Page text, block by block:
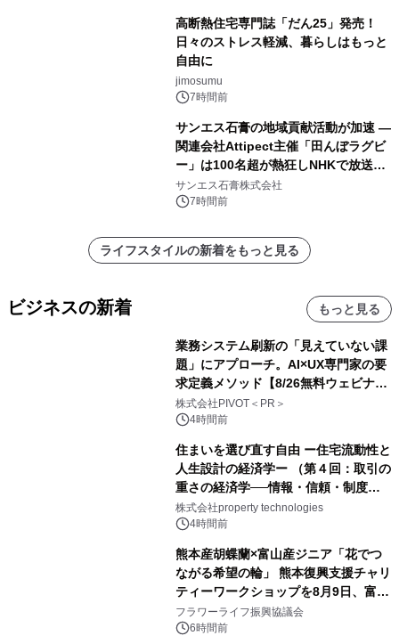
高断熱住宅専門誌「だん25」発売！
日々のストレス軽減、暮らしはもっと
自由に
jimosumu
7時間前
サンエス石膏の地域貢献活動が加速 ―
関連会社Attipect主催「田んぼラグビ
ー」は100名超が熱狂しNHKで放送さ
れました。
サンエス石膏株式会社
7時間前
ライフスタイルの新着をもっと見る
ビジネスの新着 もっと見る
業務システム刷新の「見えていない課
題」にアプローチ。AI×UX専門家の要
求定義メソッド【8/26無料ウェビナ
ー】株式会社PIVOT
株式会社PIVOT＜PR＞
4時間前
住まいを選び直す自由 ー住宅流動性と
人生設計の経済学ー （第４回：取引の
重さの経済学──情報・信頼・制度を
PropTechはどう組み替えるか）｜
PropTech-Lab
株式会社property technologies
4時間前
熊本産胡蝶蘭×富山産ジニア「花でつ
ながる希望の輪」 熊本復興支援チャリ
ティーワークショップを8月9日、富
山・射水で開催
フラワーライフ振興協議会
6時間前